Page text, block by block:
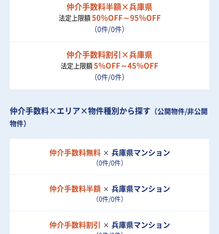
仲介手数料半額×兵庫県
法定上限額50％OFF～95％OFF
（0件/0件）
仲介手数料割引×兵庫県
法定上限額5％OFF～45％OFF
（0件/0件）
仲介手数料×エリア×物件種別から探す （公開物件/非公開
物件）
仲介手数料無料 兵庫県マンション
（0件/0件）
仲介手数料半額 兵庫県マンション
（0件/0件）
仲介手数料割引 兵庫県マンション